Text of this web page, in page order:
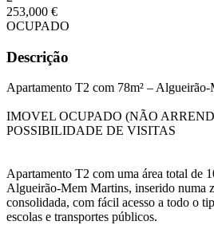
253,000 €
OCUPADO
Descrição
Apartamento T2 com 78m² –
IMOVEL OCUPADO (NÃO
POSSIBILIDADE DE VISITAS
Apartamento T2 com uma área total de
Algueirão-Mem Martins, inserido numa
consolidada, com fácil acesso a todo o
escolas e transportes públicos.